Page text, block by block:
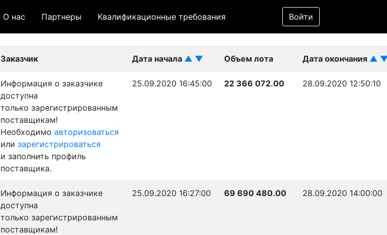
О нас Партнеры Квалификационные требования Войти
Фильтр
Заказчик Дата начала ▲ ▼ Объем лота Дата окончания ▲
Информация о заказчике
доступна
только зарегистрированным
поставщикам!
Необходимо авторизоваться
или зарегистрироваться
и заполнить профиль
поставщика.
25.09.2020 16:45:00 22 366 072.00 28.09.2020 12:50:10
Информация о заказчике
доступна
только зарегистрированным
поставщикам!
25.09.2020 16:27:00 69 690 480.00 28.09.2020 14:00:00